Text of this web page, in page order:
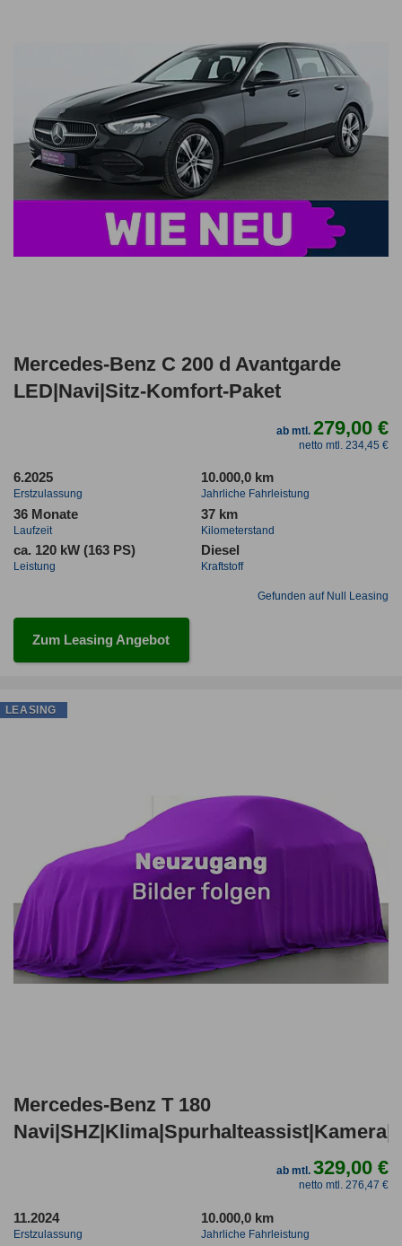
Mercedes-Benz C 200 d Avantgarde
LED|Navi|Sitz-Komfort-Paket
ab mtl.279,00 €
netto mtl. 234,45 €
6.2025
Erstzulassung
10.000,0 km
Jahrliche Fahrleistung
36 Monate
Laufzeit
37 km
Kilometerstand
ca. 120 kW (163 PS)
Leistung
Diesel
Kraftstoff
Gefunden auf Null Leasing
Zum Leasing Angebot
Mercedes-Benz T 180
ab mtl.329,00 €
netto mtl. 276,47 €
11.2024
Erstzulassung
10.000,0 km
Jahrliche Fahrleistung
LEASING